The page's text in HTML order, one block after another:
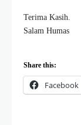
Terima Kasih.
Salam Humas
Share this:
Facebook